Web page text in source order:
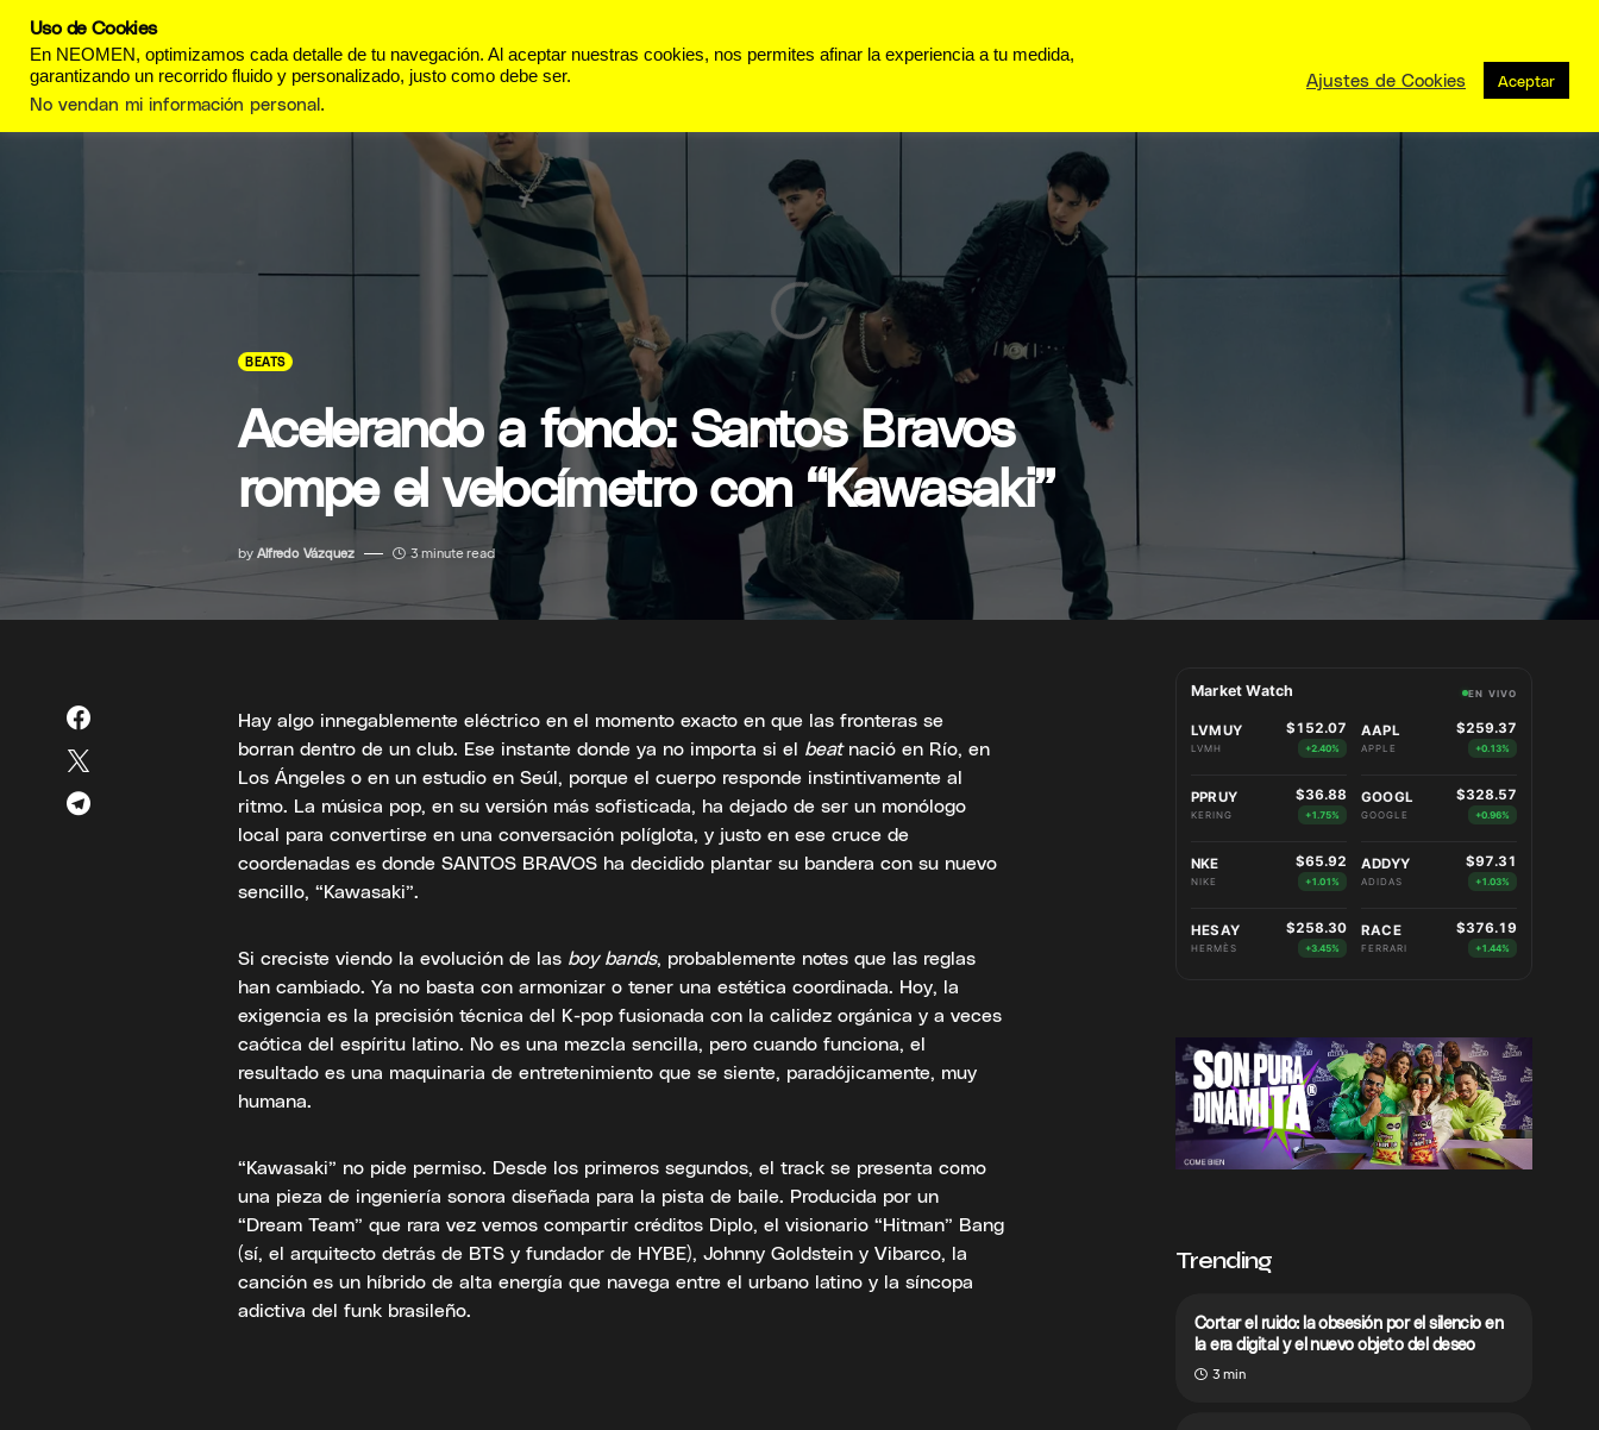
BEATS
Acelerando a fondo: Santos Bravos
rompe el velocímetro con “Kawasaki”
by Alfredo Vázquez 3 minute read
Hay algo innegablemente eléctrico en el momento exacto en que las fronteras se
borran dentro de un club. Ese instante donde ya no importa si el beatnació en Río, en
Los Ángeles o en un estudio en Seúl, porque el cuerpo responde instintivamente al
ritmo. La música pop, en su versión más sofisticada, ha dejado de ser un monólogo
local para convertirse en una conversación políglota, y justo en ese cruce de
coordenadas es donde SANTOS BRAVOS ha decidido plantar su bandera con su nuevo
sencillo, “Kawasaki”.
Si creciste viendo la evolución de las boy bands, probablemente notes que las reglas
han cambiado. Ya no basta con armonizar o tener una estética coordinada. Hoy, la
exigencia es la precisión técnica del K-pop fusionada con la calidez orgánica y a veces
caótica del espíritu latino. No es una mezcla sencilla, pero cuando funciona, el
resultado es una maquinaria de entretenimiento que se siente, paradójicamente, muy
humana.
“Kawasaki” no pide permiso. Desde los primeros segundos, el track se presenta como
una pieza de ingeniería sonora diseñada para la pista de baile. Producida por un
“Dream Team” que rara vez vemos compartir créditos Diplo, el visionario “Hitman” Bang
(sí, el arquitecto detrás de BTS y fundador de HYBE), Johnny Goldstein y Vibarco, la
canción es un híbrido de alta energía que navega entre el urbano latino y la síncopa
adictiva del funk brasileño.
Market Watch EN VIVO
LVMUY
LVMH
$152.07
+2.40%
AAPL
APPLE
$259.37
+0.13%
PPRUY
KERING
$36.88
+1.75%
GOOGL
GOOGLE
$328.57
+0.96%
NKE
NIKE
$65.92
+1.01%
ADDYY
ADIDAS
$97.31
+1.03%
HESAY
HERMÈS
$258.30
+3.45%
RACE
FERRARI
$376.19
+1.44%
Trending
Cortar el ruido: la obsesión por el silencio en
la era digital y el nuevo objeto del deseo
3 min
Uso de Cookies
En NEOMEN, optimizamos cada detalle de tu navegación. Al aceptar nuestras cookies, nos permites afinar la experiencia a tu medida,
garantizando un recorrido fluido y personalizado, justo como debe ser.
No vendan mi información personal.
Ajustes de Cookies Aceptar